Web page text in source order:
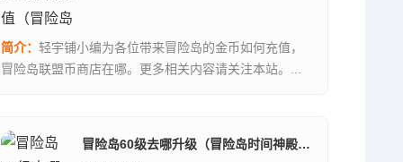
简介： 轻宇铺小编为各位带来冒险岛的金币如何充值，
冒险岛联盟币商店在哪。更多相关内容请关注本站。...
冒险岛60级去哪升级（冒险岛时间神殿boss分别在哪）